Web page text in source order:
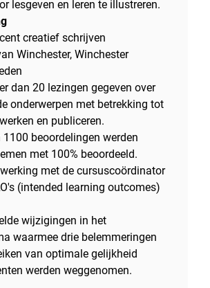
lesgeven en leren te illustreren.
creatief schrijven
Winchester, Winchester
dan 20 lezingen gegeven over
onderwerpen met betrekking tot
en publiceren.
1100 beoordelingen werden
met 100% beoordeeld.
met de cursuscoördinator
(intended learning outcomes)
wijzigingen in het
waarmee drie belemmeringen
van optimale gelijkheid
werden weggenomen.